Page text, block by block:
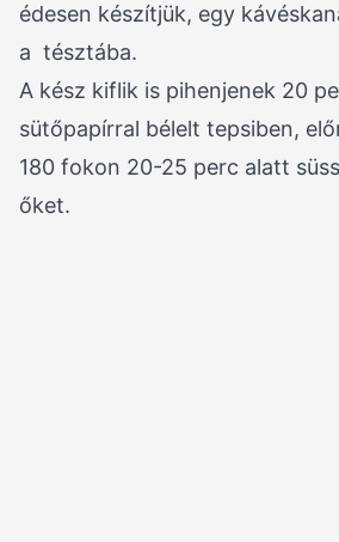
édesen készítjük, egy
a tésztába.
A kész kiflik is pihenjenek 20
sütőpapírral bélelt tepsiben,
180 fokon 20-25 perc alatt
őket.